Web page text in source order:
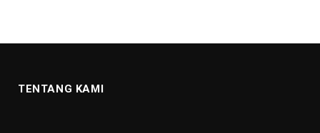
TENTANG KAMI